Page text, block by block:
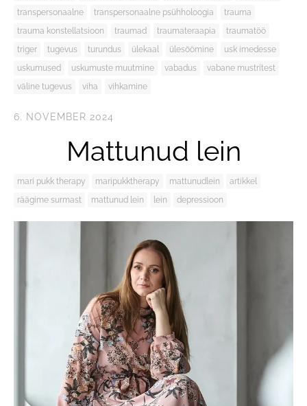
transpersonaalne
transpersonaalne psühholoogia
trauma
trauma konstellatsioon
traumad traumateraapia
traumatöö
triger
tugevus turundus ülekaal ülesöömine
usk imedesse
uskumused
uskumuste muutmine vabadus
vabane mustritest
väline tugevus
viha vihkamine
6. NOVEMBER 2024
Mattunud lein
mari pukk therapy maripukktherapy mattunudlein
artikkel
räägime surmast
mattunud lein lein depressioon